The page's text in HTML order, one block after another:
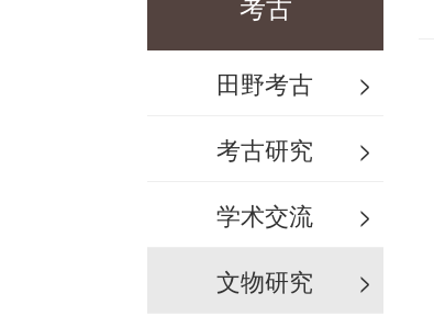
田野考古
>
考古研究
>
学术交流
>
文物研究
>